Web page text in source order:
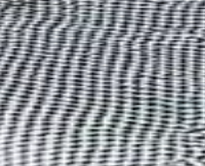
düzen ve temizlik sağlar.
ve Çalışma Alanları
ve işlevsel çalışma
Masası Seçenekleri
tasarım ve depolama